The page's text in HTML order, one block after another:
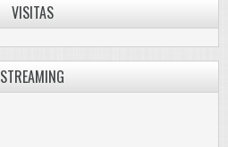
VISITAS
STREAMING